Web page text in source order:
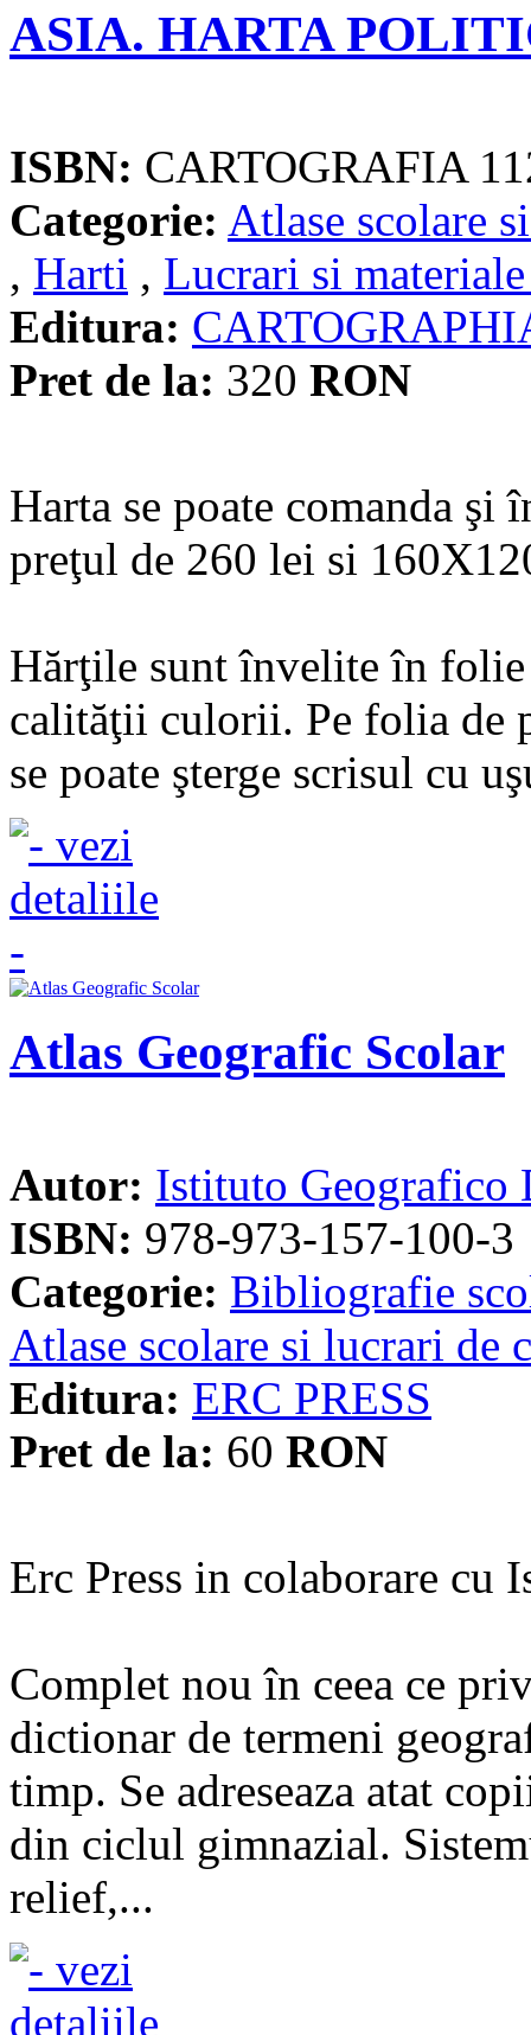
ASIA. HARTA
ISBN: CARTOGRAFIA
Categorie: Atlase scolare
, Harti , Lucrari si
Editura:
Pret de la: 320 RON
Harta se poate comanda
preţul de 260 lei si
Hărţile sunt învelite în folie
calităţii culorii. Pe folia de
se poate şterge scrisul cu
Atlas Geografic Scolar
Autor: Istituto Geografico
ISBN: 978-973-157-100-3
Categorie: Bibliografie
Atlase scolare si lucrari de
Editura: ERC PRESS
Pret de la: 60 RON
Erc Press in colaborare cu
Complet nou în ceea ce
dictionar de termeni
timp. Se adreseaza atat
din ciclul gimnazial.
relief,...